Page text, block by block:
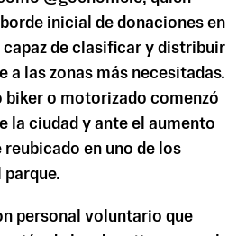
inicial de donaciones en
capaz de clasificar y distribuir
a las zonas más necesitadas.
biker o motorizado comenzó
la ciudad y ante el aumento
en uno de los
personal voluntario que